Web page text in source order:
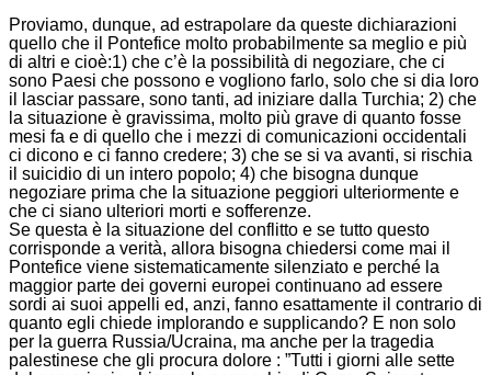
Proviamo, dunque, ad estrapolare da queste dichiarazioni
quello che il Pontefice molto probabilmente sa meglio e più
di altri e cioè:1) che c’è la possibilità di negoziare, che ci
sono Paesi che possono e vogliono farlo, solo che si dia loro
il lasciar passare, sono tanti, ad iniziare dalla Turchia; 2) che
la situazione è gravissima, molto più grave di quanto fosse
mesi fa e di quello che i mezzi di comunicazioni occidentali
ci dicono e ci fanno credere; 3) che se si va avanti, si rischia
il suicidio di un intero popolo; 4) che bisogna dunque
negoziare prima che la situazione peggiori ulteriormente e
che ci siano ulteriori morti e sofferenze.
Se questa è la situazione del conflitto e se tutto questo
corrisponde a verità, allora bisogna chiedersi come mai il
Pontefice viene sistematicamente silenziato e perché la
maggior parte dei governi europei continuano ad essere
sordi ai suoi appelli ed, anzi, fanno esattamente il contrario di
quanto egli chiede implorando e supplicando? E non solo
per la guerra Russia/Ucraina, ma anche per la tragedia
palestinese che gli procura dolore : ”Tutti i giorni alle sette